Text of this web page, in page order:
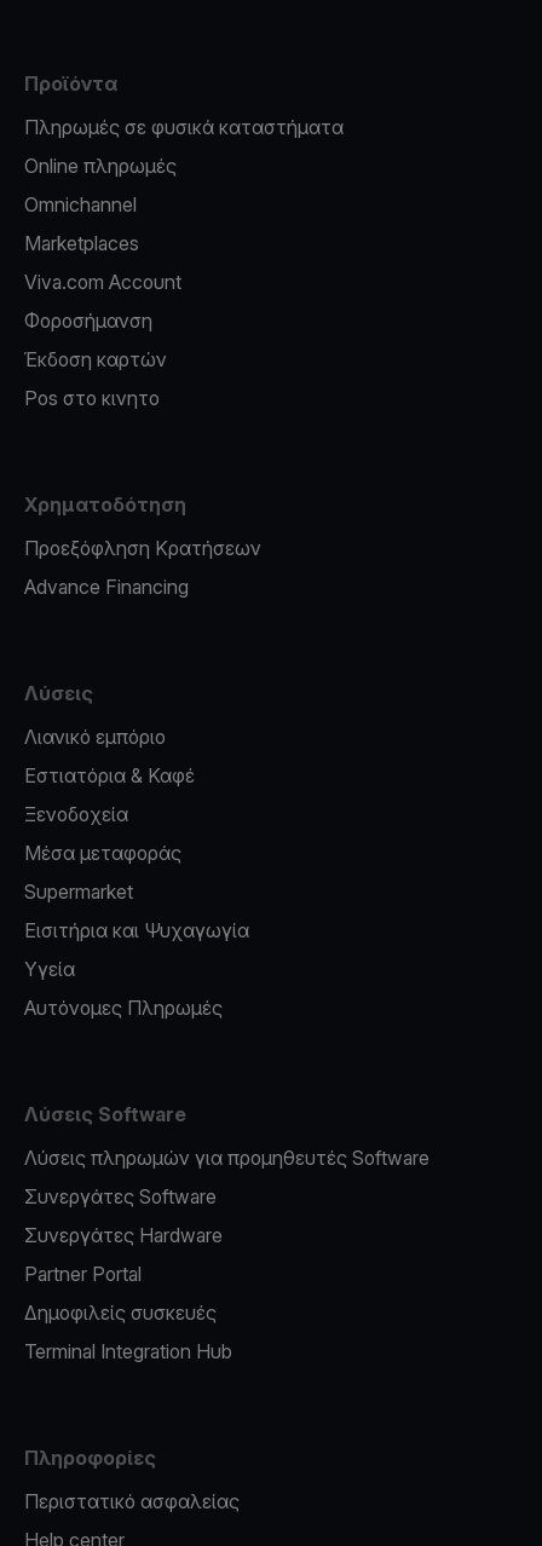
Προϊόντα
Πληρωμές σε φυσικά καταστήματα
Online πληρωμές
Omnichannel
Marketplaces
Viva.com Account
Φοροσήμανση
Έκδοση καρτών
Pos στο κινητο
Χρηματοδότηση
Προεξόφληση Κρατήσεων
Advance Financing
Λύσεις
Λιανικό εμπόριο
Εστιατόρια & Καφέ
Ξενοδοχεία
Μέσα μεταφοράς
Supermarket
Εισιτήρια και Ψυχαγωγία
Υγεία
Αυτόνομες Πληρωμές
Λύσεις Software
Λύσεις πληρωμών για προμηθευτές Software
Συνεργάτες Software
Συνεργάτες Hardware
Partner Portal
Δημοφιλείς συσκευές
Terminal Integration Hub
Πληροφορίες
Περιστατικό ασφαλείας
Help center